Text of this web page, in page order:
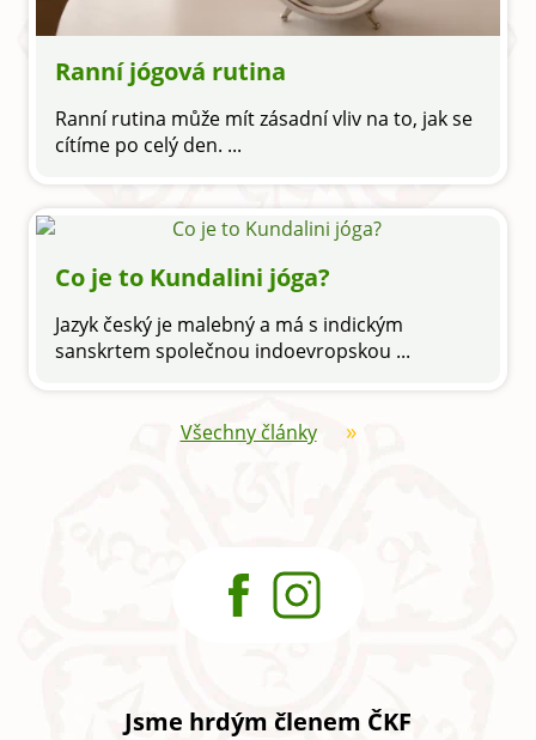
Ranní jógová rutina
Ranní rutina může mít zásadní vliv na to, jak se
cítíme po celý den. ...
Co je to Kundalini jóga?
Jazyk český je malebný a má s indickým
sanskrtem společnou indoevropskou ...
Všechny články
Jsme hrdým členem ČKF